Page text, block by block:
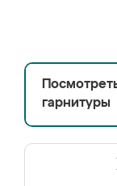
гарнитуры